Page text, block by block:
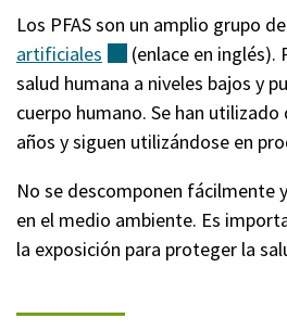
Los PFAS son un amplio grupo de
artificiales
(externo)
(enlace en inglés).
salud humana a niveles bajos y
cuerpo humano. Se han
años y siguen utilizándose en
No se descomponen fácilmente
en el medio ambiente. Es
la exposición para proteger la